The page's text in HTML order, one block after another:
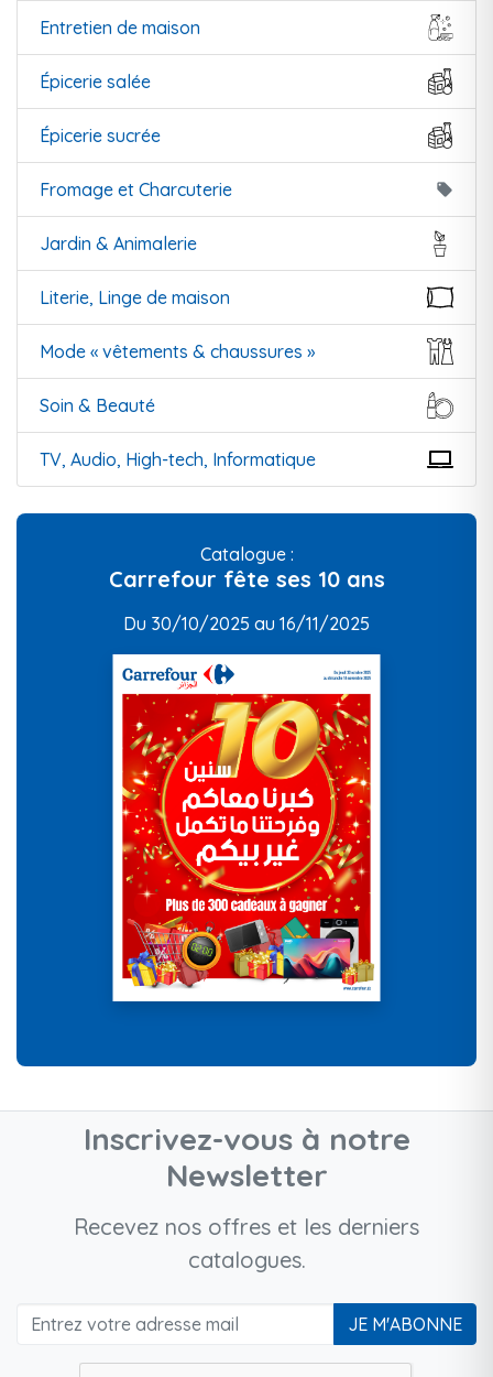
Entretien de maison
Épicerie salée
Épicerie sucrée
Fromage et Charcuterie local_offer
Jardin & Animalerie
Literie, Linge de maison
Mode « vêtements & chaussures »
Soin & Beauté
TV, Audio, High-tech, Informatique
Catalogue :
Carrefour fête ses 10 ans
Du 30/10/2025 au 16/11/2025
Inscrivez-vous à notre
Newsletter
Recevez nos offres et les derniers
catalogues.
JE M'ABONNE